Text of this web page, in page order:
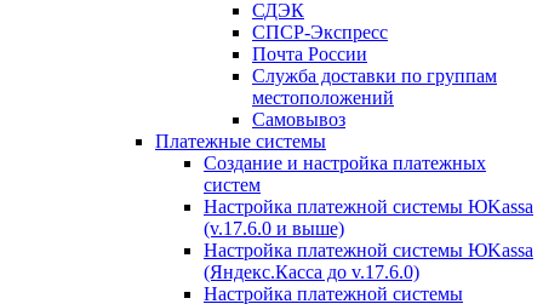
СДЭК
СПСР-Экспресс
Почта России
Служба доставки по группам
местоположений
Самовывоз
Платежные системы
Создание и настройка платежных
систем
Настройка платежной системы ЮKassa
(v.17.6.0 и выше)
Настройка платежной системы ЮKassa
(Яндекс.Касса до v.17.6.0)
Настройка платежной системы